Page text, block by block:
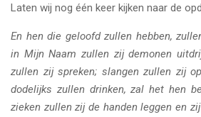
Laten wij nog één keer kijken naar de
En hen die geloofd zullen hebben,
in Mijn Naam zullen zij demonen
zullen zij spreken; slangen zullen zij
dodelijks zullen drinken, zal het hen
zieken zullen zij de handen leggen en